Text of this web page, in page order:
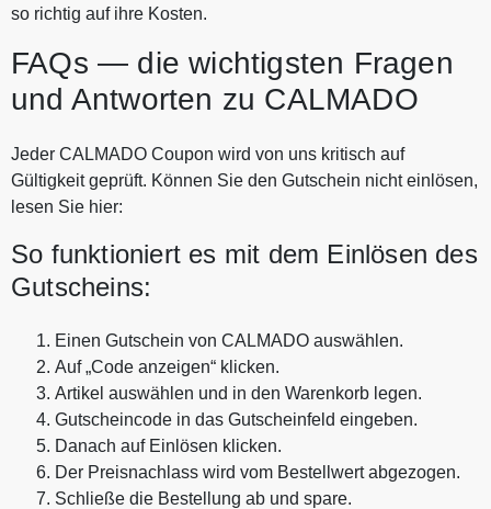
so richtig auf ihre Kosten.
FAQs — die wichtigsten Fragen
und Antworten zu CALMADO
Jeder CALMADO Coupon wird von uns kritisch auf
Gültigkeit geprüft. Können Sie den Gutschein nicht einlösen,
lesen Sie hier:
So funktioniert es mit dem Einlösen des
Gutscheins:
Einen Gutschein von CALMADO auswählen.
Auf „Code anzeigen“ klicken.
Artikel auswählen und in den Warenkorb legen.
Gutscheincode in das Gutscheinfeld eingeben.
Danach auf Einlösen klicken.
Der Preisnachlass wird vom Bestellwert abgezogen.
Schließe die Bestellung ab und spare.